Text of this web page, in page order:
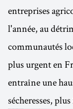
entreprises
l'année, au
communautés
plus urgent en
entraîne une
sécheresses,